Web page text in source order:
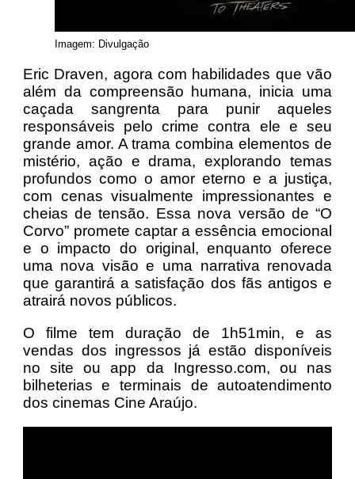
Imagem: Divulgação
Eric Draven, agora com habilidades que vão
além da compreensão humana, inicia uma
caçada sangrenta para punir aqueles
responsáveis pelo crime contra ele e seu
grande amor. A trama combina elementos de
mistério, ação e drama, explorando temas
profundos como o amor eterno e a justiça,
com cenas visualmente impressionantes e
cheias de tensão. Essa nova versão de “O
Corvo” promete captar a essência emocional
e o impacto do original, enquanto oferece
uma nova visão e uma narrativa renovada
que garantirá a satisfação dos fãs antigos e
atrairá novos públicos.
O filme tem duração de 1h51min, e as
vendas dos ingressos já estão disponíveis
no site ou app da Ingresso.com, ou nas
bilheterias e terminais de autoatendimento
dos cinemas Cine Araújo.